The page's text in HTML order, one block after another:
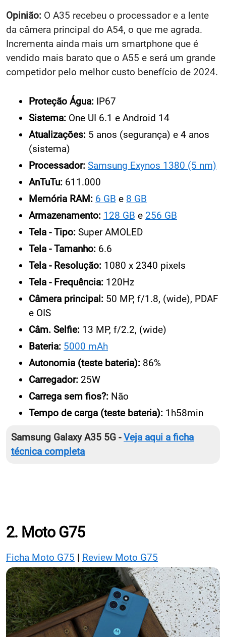
Opinião: O A35 recebeu o processador e a lente
da câmera principal do A54, o que me agrada.
Incrementa ainda mais um smartphone que é
vendido mais barato que o A55 e será um grande
competidor pelo melhor custo benefício de 2024.
Proteção Água: IP67
Sistema: One UI 6.1 e Android 14
Atualizações: 5 anos (segurança) e 4 anos
(sistema)
Processador: Samsung Exynos 1380 (5 nm)
AnTuTu: 611.000
Memória RAM: 6 GB e 8 GB
Armazenamento: 128 GB e 256 GB
Tela - Tipo: Super AMOLED
Tela - Tamanho: 6.6
Tela - Resolução: 1080 x 2340 pixels
Tela - Frequência: 120Hz
Câmera principal: 50 MP, f/1.8, (wide), PDAF
e OIS
Câm. Selfie: 13 MP, f/2.2, (wide)
Bateria: 5000 mAh
Autonomia (teste bateria): 86%
Carregador: 25W
Carrega sem fios?: Não
Tempo de carga (teste bateria): 1h58min
Samsung Galaxy A35 5G -Veja aqui a ficha
técnica completa
2. Moto G75
Ficha Moto G75 | Review Moto G75